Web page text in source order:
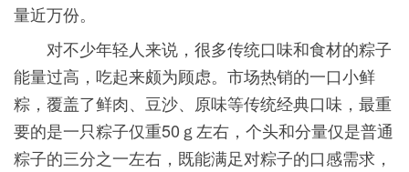
量近万份。
对不少年轻人来说，很多传统口味和食材的粽子
能量过高，吃起来颇为顾虑。市场热销的一口小鲜
粽，覆盖了鲜肉、豆沙、原味等传统经典口味，最重
要的是一只粽子仅重50ｇ左右，个头和分量仅是普通
粽子的三分之一左右，既能满足对粽子的口感需求，